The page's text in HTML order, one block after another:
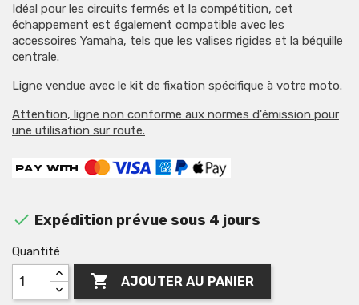
Idéal pour les circuits fermés et la compétition, cet
échappement est également compatible avec les
accessoires Yamaha, tels que les valises rigides et la béquille
centrale.
Ligne vendue avec le kit de fixation spécifique à votre moto.
Attention, ligne non conforme aux normes d'émission pour
une utilisation sur route.
 Expédition prévue sous 4 jours
Quantité
 AJOUTER AU PANIER